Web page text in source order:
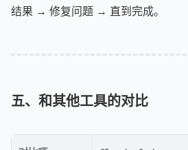
结果 → 修复问题 → 直到完成。
五、和其他工具的对比